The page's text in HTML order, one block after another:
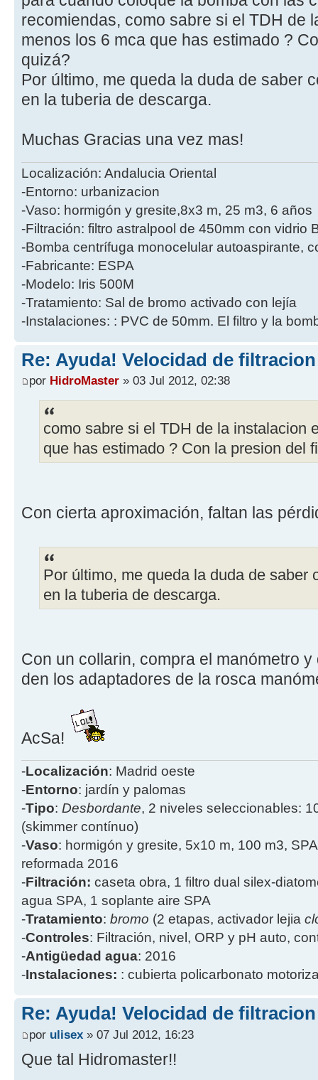
recomiendas, como sabre si el TDH de
menos los 6 mca que has estimado ?
quizá?
Por último, me queda la duda de saber
en la tuberia de descarga.
Muchas Gracias una vez mas!
Localización: Andalucia Oriental
-Entorno: urbanizacion
-Vaso: hormigón y gresite,8x3 m, 25 m3, 6 años
-Filtración: filtro astralpool de 450mm con vidrio
-Bomba centrífuga monocelular autoaspirante,
-Fabricante: ESPA
-Modelo: Iris 500M
-Tratamiento: Sal de bromo activado con lejía
-Instalaciones: : PVC de 50mm. El filtro y la
Re: Ayuda! Velocidad de
por HidroMaster » 03 Jul 2012, 02:38
como sabre si el TDH de la instalacion
que has estimado ? Con la presion del
Con cierta aproximación, faltan las
Por último, me queda la duda de saber
en la tuberia de descarga.
Con un collarin, compra el manómetro
den los adaptadores de la rosca
AcSa!
-Localización: Madrid oeste
-Entorno: jardín y palomas
-Tipo: Desbordante, 2 niveles seleccionables:
(skimmer contínuo)
-Vaso: hormigón y gresite, 5x10 m, 100 m3,
reformada 2016
-Filtración: caseta obra, 1 filtro dual silex-
agua SPA, 1 soplante aire SPA
-Tratamiento: bromo (2 etapas, activador lejia
-Controles: Filtración, nivel, ORP y pH auto,
-Antigüedad agua: 2016
-Instalaciones: : cubierta policarbonato
Re: Ayuda! Velocidad de
por ulisex » 07 Jul 2012, 16:23
Que tal Hidromaster!!